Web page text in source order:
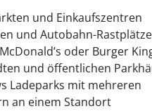
und Einkaufszentren
und Autobahn-
oder Burger
und öffentlichen
Ladeparks mit mehreren
an einem Standort